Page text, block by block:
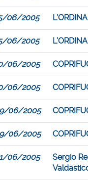
06/2005
06/2005
06/2005
06/2005
06/2005
06/2005
06/2005
Sergio